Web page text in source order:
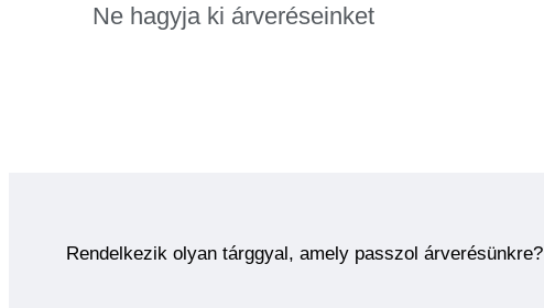
Ne hagyja ki árveréseinket
Rendelkezik olyan tárggyal, amely passzol árverésünkre?